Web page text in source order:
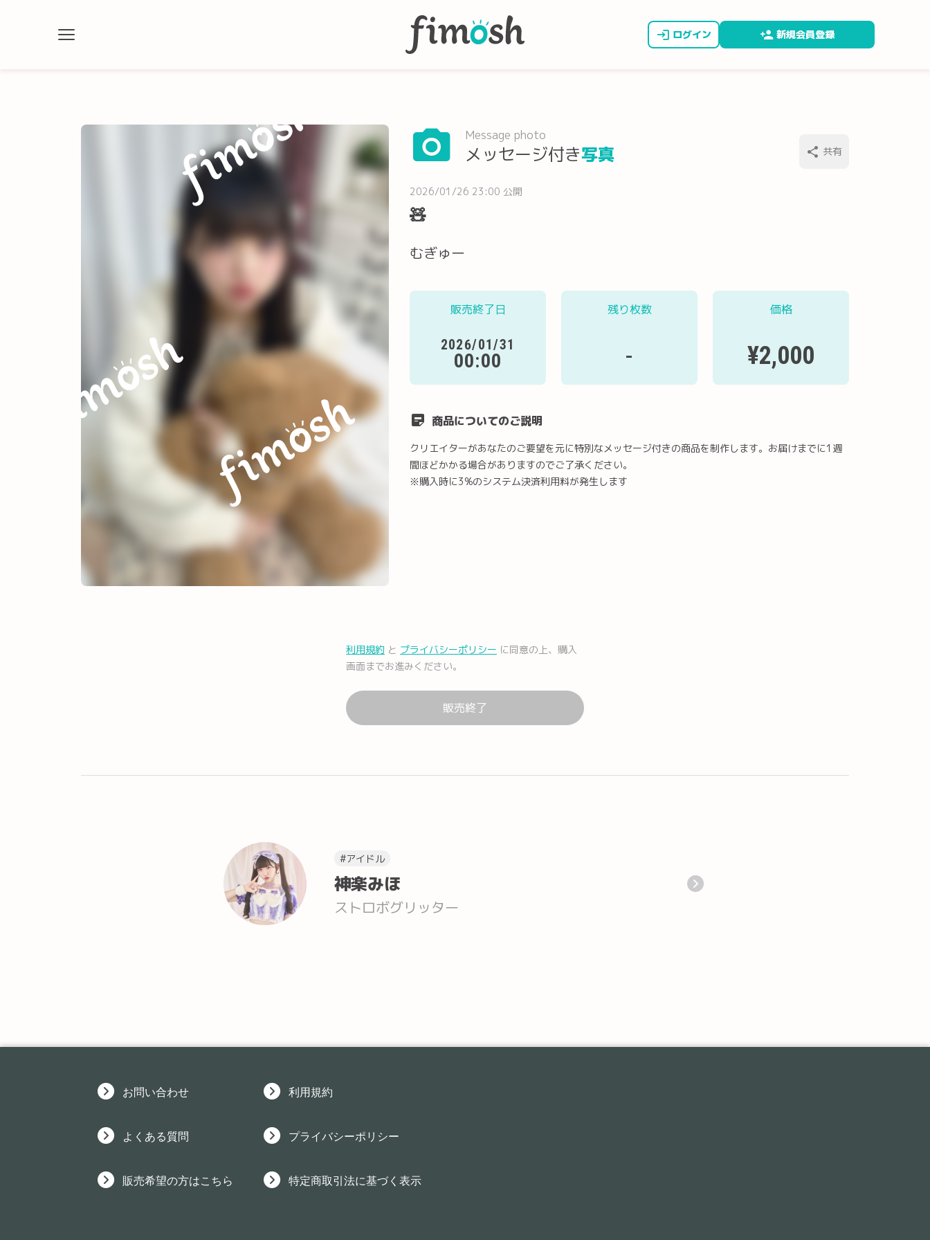
ログイン 新規会員登録
Message photo
メッセージ付き写真 共有
2026/01/26 23:00 公開
🧸
むぎゅー
販売終了日
2026/01/31
00:00
残り枚数
-
価格
¥2,000
商品についてのご説明
クリエイターがあなたのご要望を元に特別なメッセージ付きの商品を制作します。お届けまでに1週
間ほどかかる場合がありますのでご了承ください。
※購入時に3%のシステム決済利用料が発生します
利用規約 と プライバシーポリシー に同意の上、購入
画面までお進みください。
販売終了
#アイドル
神楽みほ
ストロボグリッター
お問い合わせ
よくある質問
販売希望の方はこちら
利用規約
プライバシーポリシー
特定商取引法に基づく表示
Facebook